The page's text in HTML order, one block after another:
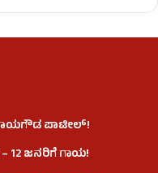
ಪಾಟೀಲ್‌!
12 ಜನರಿಗೆ ಗಾಯ!